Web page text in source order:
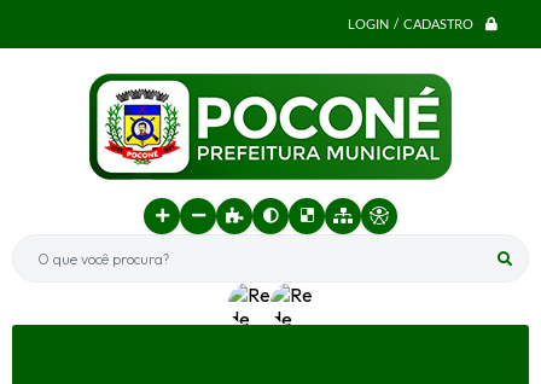
LOGIN / CADASTRO
O que você procura?